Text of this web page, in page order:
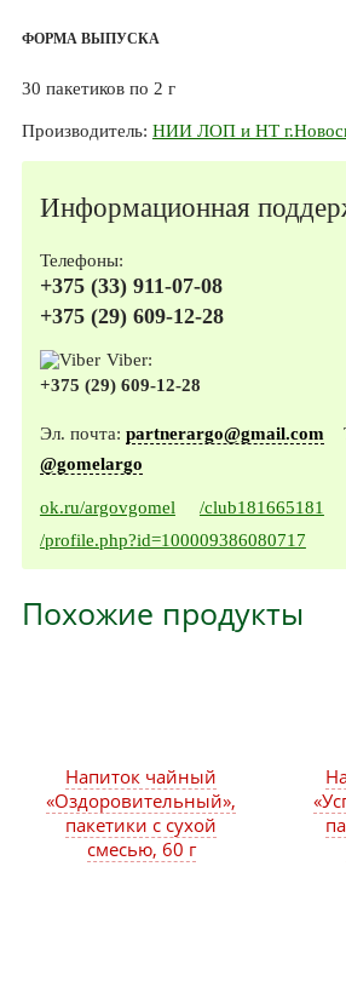
ФОРМА ВЫПУСКА
30 пакетиков по 2 г
Производитель: НИИ ЛОП и НТ
Информационная
Телефоны:
+375 (33) 911-07-08
+375 (29) 609-12-28
Viber:
+375 (29) 609-12-28
Эл. почта: partnerargo@gmail.com
@gomelargo
ok.ru/argovgomel
/club181665181
/profile.php?id=100009386080717
Похожие продукты
Напиток чайный
«Оздоровительный»,
пакетики с сухой
смесью, 60 г